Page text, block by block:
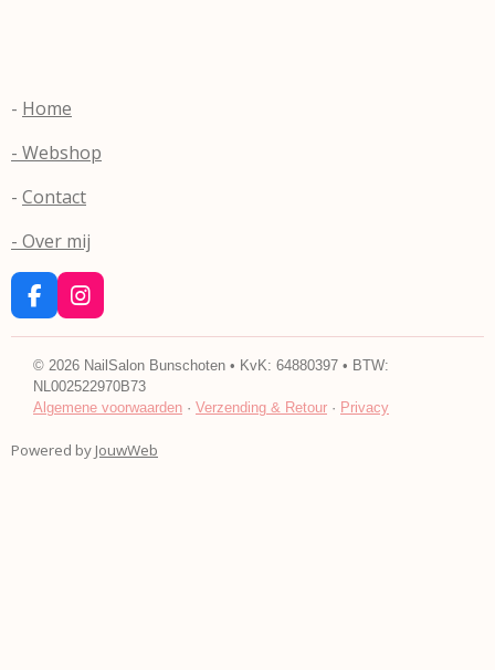
- Home
- Webshop
- Contact
- Over mij
F
a
c
e
b
o
k
I
n
s
t
a
g
a
© 2026 NailSalon Bunschoten • KvK: 64880397 • BTW:
NL002522970B73
Algemene voorwaarden · Verzending & Retour · Privacy
Powered by JouwWeb